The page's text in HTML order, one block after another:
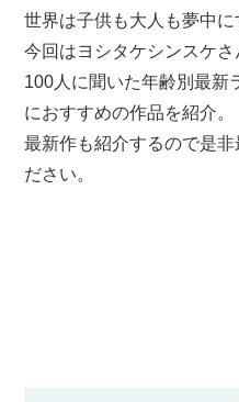
世界は子供も大人も夢中に
今回はヨシタケシンスケさ
100人に聞いた年齢別最新
におすすめの作品を紹介。
最新作も紹介するので是
ださい。